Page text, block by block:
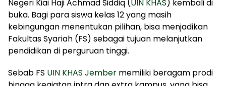
Negeri Kiai Haji Achmad Siddiq (UIN KHAS) kembali di
buka. Bagi para siswa kelas 12 yang masih
kebingungan menentukan pilihan, bisa menjadikan
Fakultas Syariah (FS) sebagai tujuan melanjutkan
pendidikan di perguruan tinggi.
Sebab FS UIN KHAS Jember memiliki beragam prodi